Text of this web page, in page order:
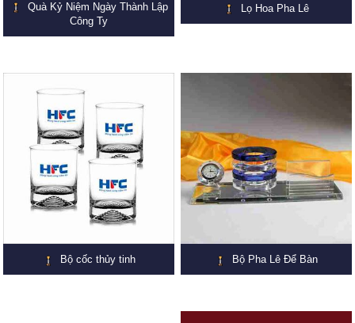
Quà Kỷ Niệm Ngày Thành Lập
Công Ty
Lọ Hoa Pha Lê
Bộ cốc thủy tinh Bộ Pha Lê Để Bàn